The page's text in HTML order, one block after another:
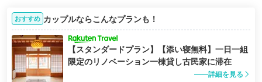
おすすめ カップルならこんなプランも！
【スタンダードプラン】【添い寝無料】一日一組
限定のリノベーション一棟貸し古民家に滞在
詳細を見る